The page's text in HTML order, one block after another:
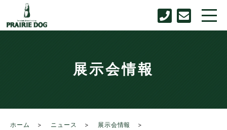
展示会情報
ホーム ニュース
展示会情報